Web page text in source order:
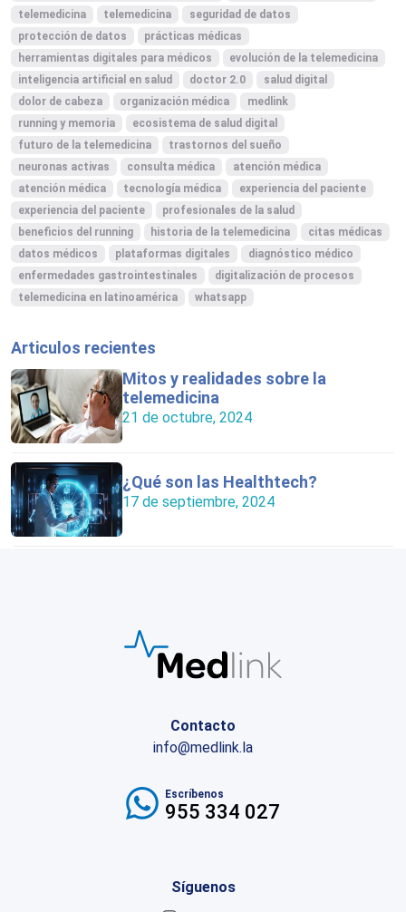
telemedicina
telemedicina
seguridad de datos
protección de datos
prácticas médicas
herramientas digitales para médicos
evolución de la telemedicina
inteligencia artificial en salud
doctor 2.0
salud digital
dolor de cabeza
organización médica
medlink
running y memoria
ecosistema de salud digital
futuro de la telemedicina
trastornos del sueño
neuronas activas
consulta médica
atención médica
atención médica
tecnología médica
experiencia del paciente
experiencia del paciente
profesionales de la salud
beneficios del running
historia de la telemedicina
citas médicas
datos médicos
plataformas digitales
diagnóstico médico
enfermedades gastrointestinales
digitalización de procesos
telemedicina en latinoamérica
whatsapp
Articulos recientes
Mitos y realidades sobre la
telemedicina
21 de octubre, 2024
¿Qué son las Healthtech?
17 de septiembre, 2024
Contacto
info@medlink.la
Escríbenos
955 334 027
Síguenos